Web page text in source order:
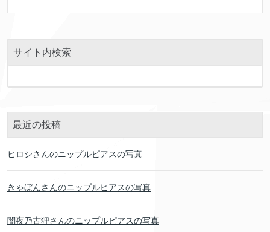
サイト内検索
最近の投稿
ヒロシさんのニップルピアスの写真
きゃぼんさんのニップルピアスの写真
闇夜乃古狸さんのニップルピアスの写真